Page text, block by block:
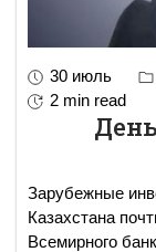
30 июль
2 min read
Зарубежные
Казахстана почти
Всемирного